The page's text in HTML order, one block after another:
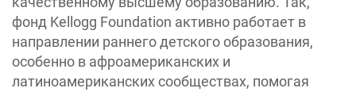
фонд Kellogg Foundation активно работает в
направлении раннего детского образования,
особенно в афроамериканских и
латиноамериканских сообществах, помогая